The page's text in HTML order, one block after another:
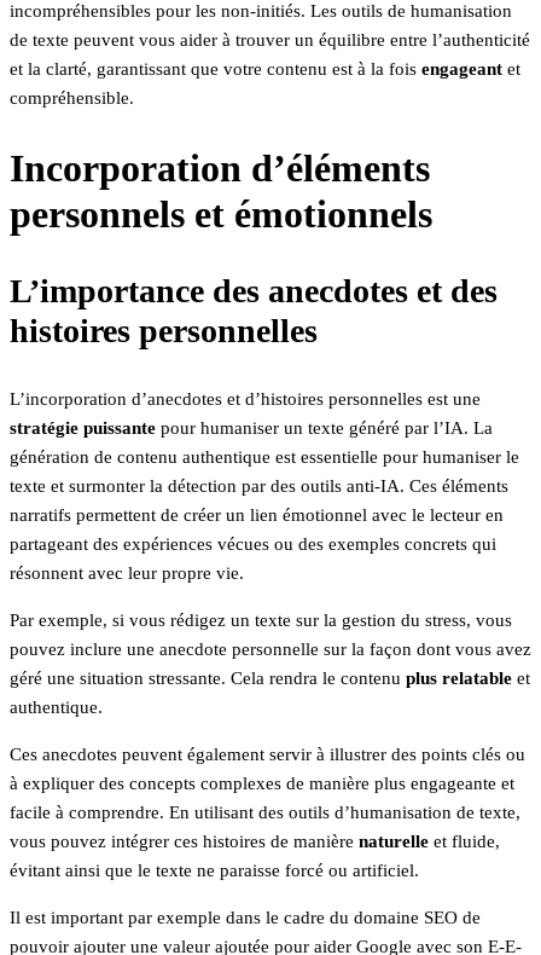
incompréhensibles pour les non-initiés. Les outils de humanisation
de texte peuvent vous aider à trouver un équilibre entre l’authenticité
et la clarté, garantissant que votre contenu est à la fois engageant et
compréhensible.
Incorporation d’éléments
personnels et émotionnels
L’importance des anecdotes et des
histoires personnelles
L’incorporation d’anecdotes et d’histoires personnelles est une
stratégie puissante pour humaniser un texte généré par l’IA. La
génération de contenu authentique est essentielle pour humaniser le
texte et surmonter la détection par des outils anti-IA. Ces éléments
narratifs permettent de créer un lien émotionnel avec le lecteur en
partageant des expériences vécues ou des exemples concrets qui
résonnent avec leur propre vie.
Par exemple, si vous rédigez un texte sur la gestion du stress, vous
pouvez inclure une anecdote personnelle sur la façon dont vous avez
géré une situation stressante. Cela rendra le contenu plus relatable et
authentique.
Ces anecdotes peuvent également servir à illustrer des points clés ou
à expliquer des concepts complexes de manière plus engageante et
facile à comprendre. En utilisant des outils d’humanisation de texte,
vous pouvez intégrer ces histoires de manière naturelle et fluide,
évitant ainsi que le texte ne paraisse forcé ou artificiel.
Il est important par exemple dans le cadre du domaine SEO de
pouvoir ajouter une valeur ajoutée pour aider Google avec son E-E-